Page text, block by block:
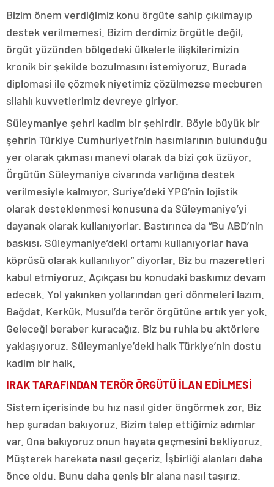
Bizim önem verdiğimiz konu örgüte sahip çıkılmayıp
destek verilmemesi. Bizim derdimiz örgütle değil,
örgüt yüzünden bölgedeki ülkelerle ilişkilerimizin
kronik bir şekilde bozulmasını istemiyoruz. Burada
diplomasi ile çözmek niyetimiz çözülmezse mecburen
silahlı kuvvetlerimiz devreye giriyor.
Süleymaniye şehri kadim bir şehirdir. Böyle büyük bir
şehrin Türkiye Cumhuriyeti’nin hasımlarının bulunduğu
yer olarak çıkması manevi olarak da bizi çok üzüyor.
Örgütün Süleymaniye civarında varlığına destek
verilmesiyle kalmıyor, Suriye’deki YPG’nin lojistik
olarak desteklenmesi konusuna da Süleymaniye’yi
dayanak olarak kullanıyorlar. Bastırınca da “Bu ABD’nin
baskısı, Süleymaniye’deki ortamı kullanıyorlar hava
köprüsü olarak kullanılıyor” diyorlar. Biz bu mazeretleri
kabul etmiyoruz. Açıkçası bu konudaki baskımız devam
edecek. Yol yakınken yollarından geri dönmeleri lazım.
Bağdat, Kerkük, Musul’da terör örgütüne artık yer yok.
Geleceği beraber kuracağız. Biz bu ruhla bu aktörlere
yaklaşıyoruz. Süleymaniye’deki halk Türkiye’nin dostu
kadim bir halk.
IRAK TARAFINDAN TERÖR ÖRGÜTÜ İLAN EDİLMESİ
Sistem içerisinde bu hız nasıl gider öngörmek zor. Biz
hep şuradan bakıyoruz. Bizim talep ettiğimiz adımlar
var. Ona bakıyoruz onun hayata geçmesini bekliyoruz.
Müşterek harekata nasıl geçeriz. İşbirliği alanları daha
önce oldu. Bunu daha geniş bir alana nasıl taşırız.